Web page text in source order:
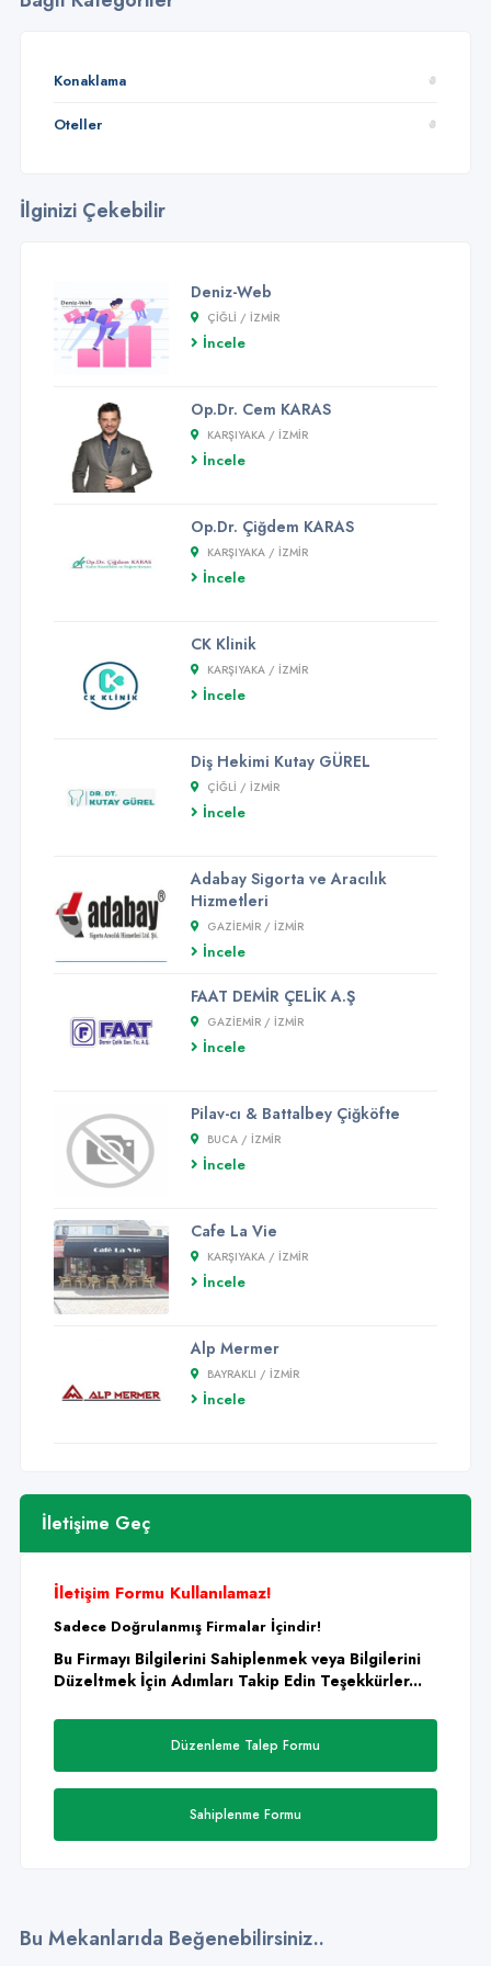
Konaklama
Oteller
İlginizi Çekebilir
Deniz-Web
ÇIĞLI / İZMİR
İncele
Op.Dr. Cem KARAS
KARŞIYAKA / İZMİR
İncele
Op.Dr. Çiğdem KARAS
KARŞIYAKA / İZMİR
İncele
CK Klinik
KARŞIYAKA / İZMİR
İncele
Diş Hekimi Kutay GÜREL
ÇIĞLI / İZMİR
İncele
Adabay Sigorta ve Aracılık
Hizmetleri
GAZIEMIR / İZMİR
İncele
FAAT DEMİR ÇELİK A.Ş
GAZIEMIR / İZMİR
İncele
Pilav-cı & Battalbey Çiğköfte
BUCA / İZMİR
İncele
Cafe La Vie
KARŞIYAKA / İZMİR
İncele
Alp Mermer
BAYRAKLI / İZMİR
İncele
İletişime Geç
İletişim Formu Kullanılamaz!
Sadece Doğrulanmış Firmalar İçindir!
Bu Firmayı Bilgilerini Sahiplenmek veya Bilgilerini
Düzeltmek İçin Adımları Takip Edin Teşekkürler...
Düzenleme Talep Formu
Sahiplenme Formu
Bu Mekanlarıda Beğenebilirsiniz..